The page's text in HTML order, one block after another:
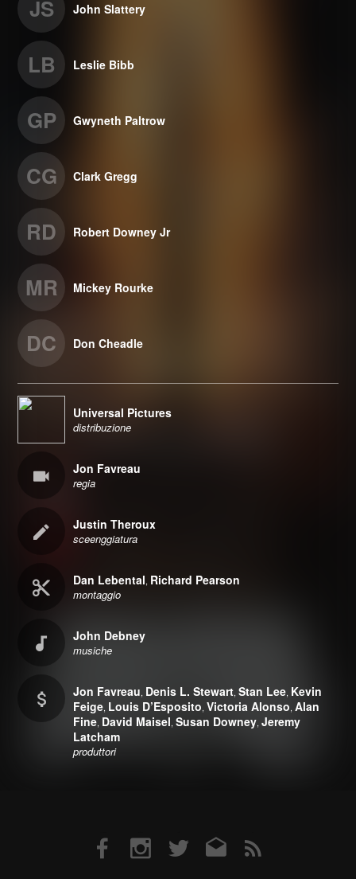
JS John Slattery
LB Leslie Bibb
GP Gwyneth Paltrow
CG Clark Gregg
RD Robert Downey Jr
MR Mickey Rourke
DC Don Cheadle
Universal Pictures
distribuzione
Jon Favreau
regia
Justin Theroux
sceenggiatura
Dan Lebental, Richard Pearson
montaggio
John Debney
musiche
Jon Favreau, Denis L. Stewart,Stan Lee, Kevin
Feige, Louis D’Esposito,Victoria Alonso,Alan
Fine, David Maisel,Susan Downey,Jeremy
Latcham
produttori